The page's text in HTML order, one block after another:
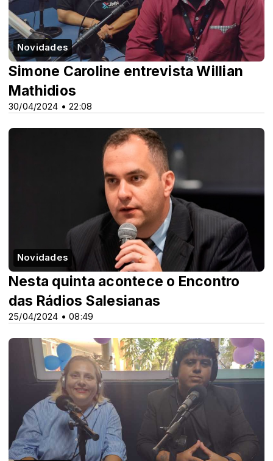
Novidades
30/04/2024 • 22:08
Simone Caroline entrevista Willian
Mathidios
Novidades
25/04/2024 • 08:49
Nesta quinta acontece o Encontro
das Rádios Salesianas